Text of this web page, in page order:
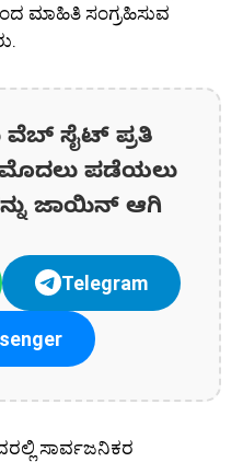
ಮಾಹಿತಿ ಸಂಗ್ರಹಿಸುವ
ಸೈಟ್ ಪ್ರತಿ
ಪಡೆಯಲು
ಜಾಯಿನ್ ಆಗಿ
Telegram
ಸಾರ್ವಜನಿಕರ